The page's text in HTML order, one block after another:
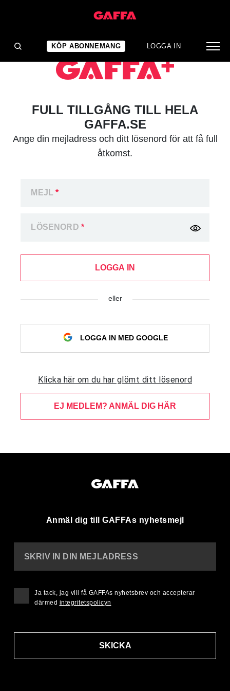
KÖP ABONNEMANG LOGGA IN
FULL TILLGÅNG TILL HELA
GAFFA.SE
Ange din mejladress och ditt lösenord för att få full
åtkomst.
MEJL*
LÖSENORD *
LOGGA IN
eller
LOGGA IN MED GOOGLE
Klicka här om du har glömt ditt lösenord
EJ MEDLEM? ANMÄL DIG HÄR
Anmäl dig till GAFFAs nyhetsmejl
SKRIV IN DIN MEJLADRESS
SKICKA
Ja tack, jag vill få GAFFAs nyhetsbrev och accepterar
därmed integritetspolicyn